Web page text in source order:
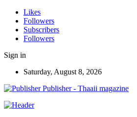
Likes
Followers
Subscribers
Followers
Sign in
Saturday, August 8, 2026
Publisher - Thaaii magazine